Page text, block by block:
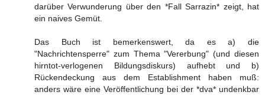
darüber Verwunderung über den *Fall Sarrazin* zeigt, hat
ein naives Gemüt.
Das Buch ist bemerkenswert, da es a) die
"Nachrichtensperre" zum Thema "Vererbung" (und diesen
hirntot-verlogenen Bildungsdiskurs) aufhebt und b)
Rückendeckung aus dem Establishment haben muß:
anders wäre eine Veröffentlichung bei der *dva* undenkbar